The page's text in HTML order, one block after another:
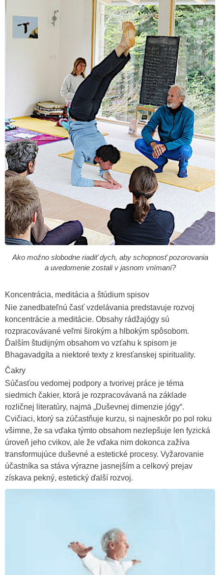
Ako možno slobodne riadiť dych, aby schopnosť pozorovania
a uvedomenie zostali v jasnom vnímaní?
Koncentrácia, meditácia a štúdium spisov
Nie zanedbateľnú časť vzdelávania predstavuje rozvoj
koncentrácie a meditácie. Obsahy rádžajógy sú
rozpracovávané veľmi širokým a hlbokým spôsobom.
Ďalším študijným obsahom vo vzťahu k spisom je
Bhagavadgíta a niektoré texty z kresťanskej spirituality.
Čakry
Súčasťou vedomej podpory a tvorivej práce je téma
siedmich čakier, ktorá je rozpracovávaná na základe
rozličnej literatúry, najmä „Duševnej dimenzie jógy“.
Cvičiaci, ktorý sa zúčastňuje kurzu, si najneskôr po pol roku
všimne, že sa vďaka týmto obsahom nezlepšuje len fyzická
úroveň jeho cvikov, ale že vďaka nim dokonca zažíva
transformujúce duševné a estetické procesy. Vyžarovanie
účastníka sa stáva výrazne jasnejším a celkový prejav
získava pekný, estetický ďalší rozvoj.